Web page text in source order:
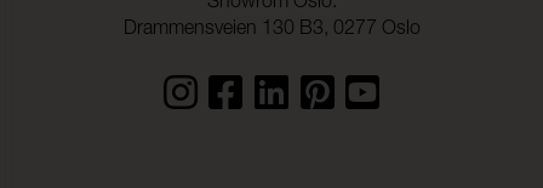
Drammensveien 130 B3, 0277 Oslo